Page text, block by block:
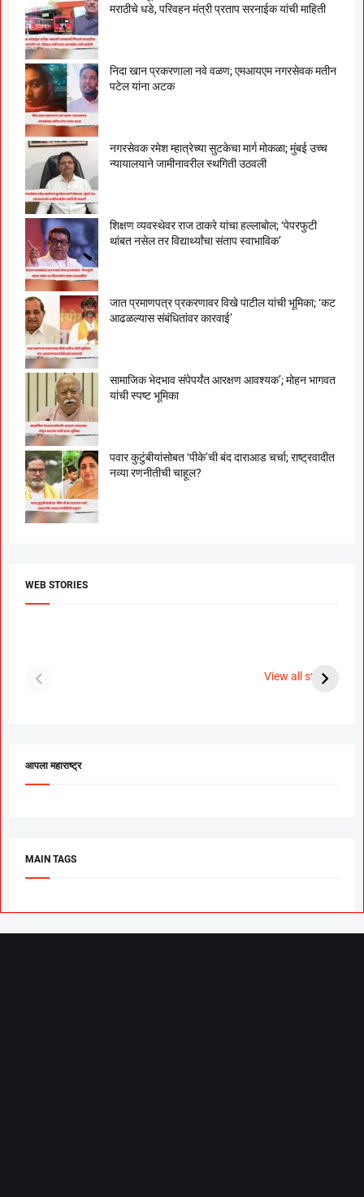
मराठीचे धडे, परिवहन मंत्री प्रताप सरनाईक यांची माहिती
निदा खान प्रकरणाला नवे वळण; एमआयएम नगरसेवक मतीन
पटेल यांना अटक
नगरसेवक रमेश म्हात्रेच्या सुटकेचा मार्ग मोकळा; मुंबई उच्च
न्यायालयाने जामीनावरील स्थगिती उठवली
शिक्षण व्यवस्थेवर राज ठाकरे यांचा हल्लाबोल; ‘पेपरफुटी
थांबत नसेल तर विद्यार्थ्यांचा संताप स्वाभाविक’
जात प्रमाणपत्र प्रकरणावर विखे पाटील यांची भूमिका; ‘कट
आढळल्यास संबंधितांवर कारवाई’
सामाजिक भेदभाव संपेपर्यंत आरक्षण आवश्यक’; मोहन भागवत
यांची स्पष्ट भूमिका
पवार कुटुंबीयांसोबत ‘पीके’ची बंद दाराआड चर्चा; राष्ट्रवादीत
नव्या रणनीतीची चाहूल?
WEB STORIES
View all stories
पूजा सावंत ने गुपचूप
आपला महाराष्ट्र
MAIN TAGS